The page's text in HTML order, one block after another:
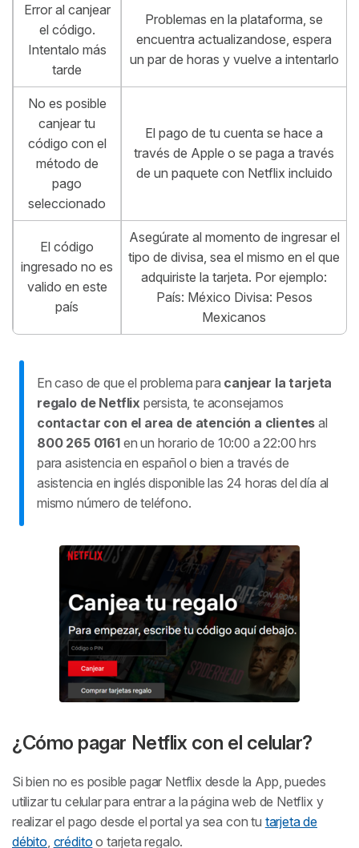
Error al canjear
el código.
Intentalo más
tarde
Problemas en la plataforma, se
encuentra actualizandose, espera
un par de horas y vuelve a intentarlo
No es posible
canjear tu
código con el
método de
pago
seleccionado
El pago de tu cuenta se hace a
través de Apple o se paga a través
de un paquete con Netflix incluido
El código
ingresado no es
valido en este
país
Asegúrate al momento de ingresar el
tipo de divisa, sea el mismo en el que
adquiriste la tarjeta. Por ejemplo:
País: México Divisa: Pesos
Mexicanos
En caso de que el problema para canjear la tarjeta
regalo de Netflix persista, te aconsejamos
contactar con el area de atención a clientes al
800 265 0161enun horario de 10:00 a 22:00 hrs
para asistencia en español o bien a través de
asistencia en inglés disponible las 24 horas del día al
mismo número de teléfono.
¿Cómo pagar Netflix con el celular?
Si bien no es posible pagar Netflix desde la App, puedes
utilizar tu celular para entrar a la página web de Netflix y
realizar el pago desde el portal ya sea con tu tarjeta de
débito crédito o tarjeta regalo.